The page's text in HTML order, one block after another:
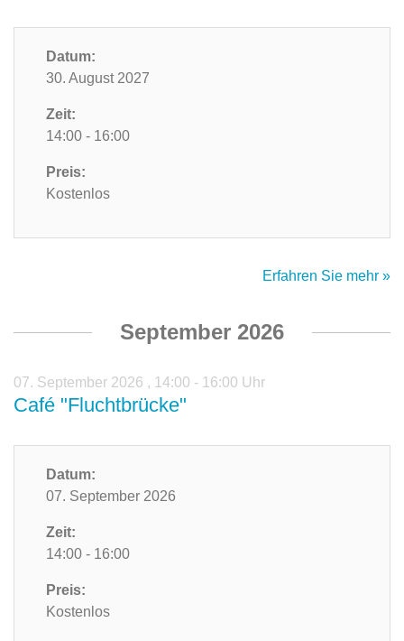
Datum:
30. August 2027
Zeit:
14:00 - 16:00
Preis:
Kostenlos
Erfahren Sie mehr »
September 2026
07. September 2026 , 14:00 - 16:00 Uhr
Café "Fluchtbrücke"
Datum:
07. September 2026
Zeit:
14:00 - 16:00
Preis:
Kostenlos